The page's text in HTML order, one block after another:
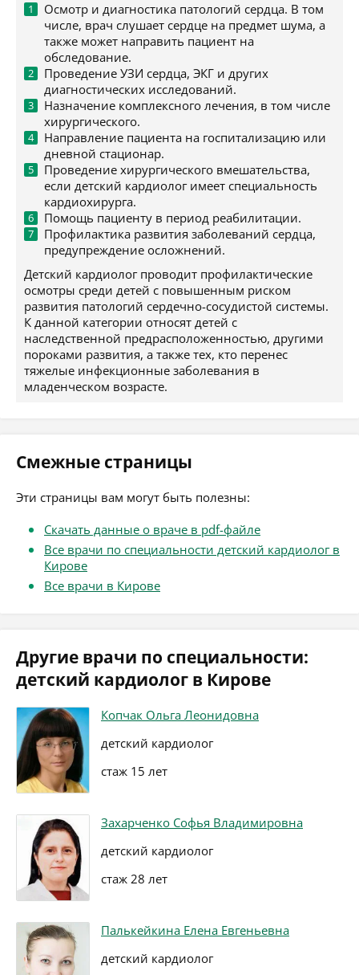
Осмотр и диагностика патологий сердца. В том
числе, врач слушает сердце на предмет шума, а
также может направить пациент на
обследование.
Проведение УЗИ сердца, ЭКГ и других
диагностических исследований.
Назначение комплексного лечения, в том числе
хирургического.
Направление пациента на госпитализацию или
дневной стационар.
Проведение хирургического вмешательства,
если детский кардиолог имеет специальность
кардиохирурга.
Помощь пациенту в период реабилитации.
Профилактика развития заболеваний сердца,
предупреждение осложнений.
Детский кардиолог проводит профилактические
осмотры среди детей с повышенным риском
развития патологий сердечно-сосудистой системы.
К данной категории относят детей с
наследственной предрасположенностью, другими
пороками развития, а также тех, кто перенес
тяжелые инфекционные заболевания в
младенческом возрасте.
Смежные страницы
Эти страницы вам могут быть полезны:
Скачать данные о враче в pdf-файле
Все врачи по специальности детский кардиолог в
Кирове
Все врачи в Кирове
Другие врачи по специальности:
детский кардиолог в Кирове
Копчак Ольга Леонидовна
детский кардиолог
стаж 15 лет
Захарченко Софья Владимировна
детский кардиолог
стаж 28 лет
Палькейкина Елена Евгеньевна
детский кардиолог